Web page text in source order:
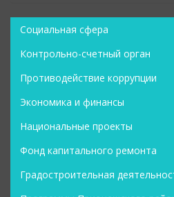
Социальная сфера
Контрольно-счетный орган
Противодействие коррупции
Экономика и финансы
Национальные проекты
Фонд капитального ремонта
Градостроительная